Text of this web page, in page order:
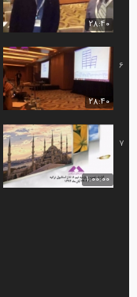
28:40
6
28:40
7
1:00:00